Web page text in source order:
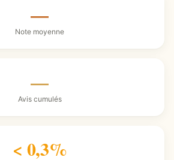
—
Note moyenne
—
Avis cumulés
< 0,3%